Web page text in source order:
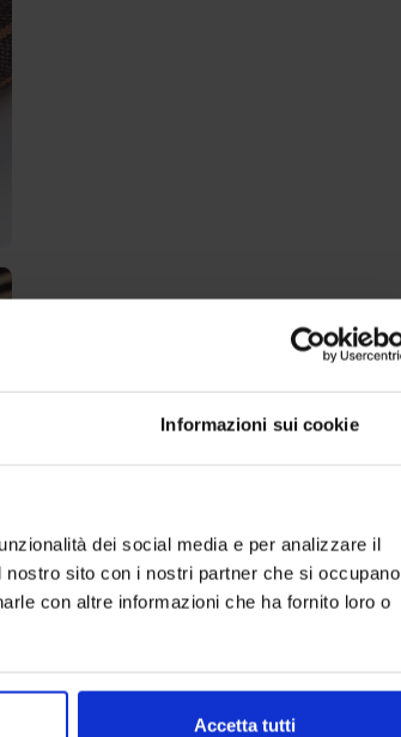
Informazioni sui cookie
dei social media e per analizzare il
sito con i nostri partner che si occupano
con altre informazioni che ha fornito loro o
Accetta tutti